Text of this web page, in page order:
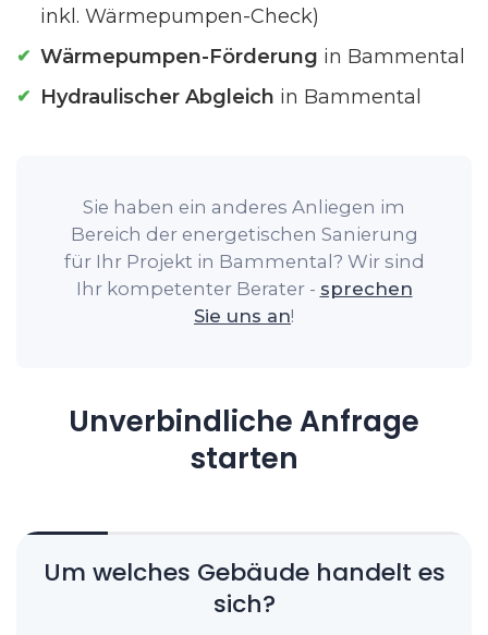
inkl. Wärmepumpen-Check)
Wärmepumpen-Förderung in Bammental
Hydraulischer Abgleich in Bammental
Sie haben ein anderes Anliegen im
Bereich der energetischen Sanierung
für Ihr Projekt in Bammental? Wir sind
Ihr kompetenter Berater - sprechen
Sie uns an!
Unverbindliche Anfrage
starten